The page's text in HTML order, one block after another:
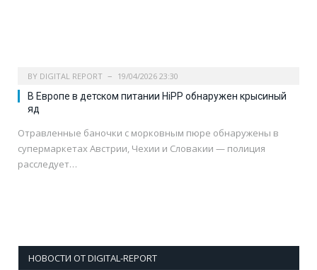
BY DIGITAL REPORT 19/04/2026 23:30
В Европе в детском питании HiPP обнаружен крысиный
яд
Отравленные баночки с морковным пюре обнаружены в
супермаркетах Австрии, Чехии и Словакии — полиция
расследует…
НОВОСТИ ОТ DIGITAL-REPORT